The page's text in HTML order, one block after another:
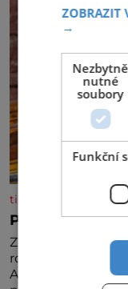
tisicereceptu.cz
Pravá irská
Za jejího tvůrce je
roce 1943 u
Američany, kteří
ZOBRAZIT
→
Nezbytně
nutné
soubory
Funkční